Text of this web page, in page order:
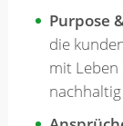
Purpose
die
mit